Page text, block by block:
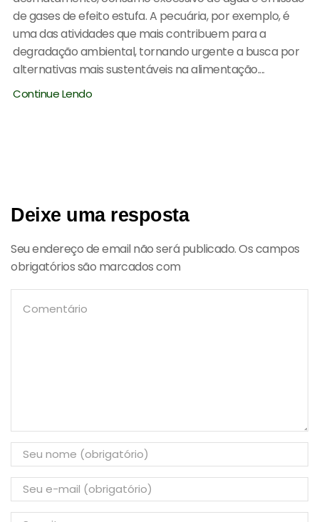
de gases de efeito estufa. A pecuária, por exemplo, é
uma das atividades que mais contribuem para a
degradação ambiental, tornando urgente a busca por
alternativas mais sustentáveis na alimentação....
Continue Lendo
Deixe uma resposta
Seu endereço de email não será publicado. Os campos
obrigatórios são marcados com